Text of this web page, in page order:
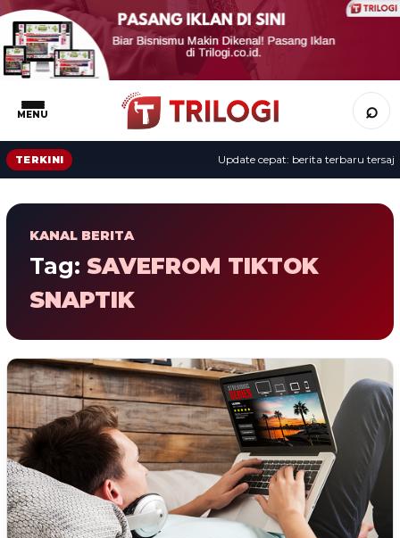
MENU ⌕
TERKINI Update cepat: berita terbaru tersaji
KANAL BERITA
Tag: SAVEFROM TIKTOK
SNAPTIK